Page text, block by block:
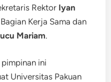
Rektor Iyan
Kerja Sama dan
Mariam.
ini
Universitas Pakuan